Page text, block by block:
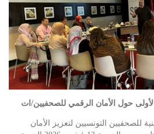
الأولى حول الأمان الرقمي للصحفيين/ات
للصحفيين التونسيين لتعزيز الأمان